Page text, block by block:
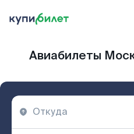
Авиабилеты